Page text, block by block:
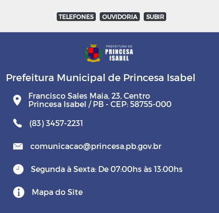
TELEFONES OUVIDORIA SUBIR
Prefeitura Municipal de Princesa Isabel
Francisco Sales Maia, 23, Centro
Princesa Isabel / PB - CEP: 58755-000
(83) 3457-2231
comunicacao@princesa.pb.gov.br
Segunda à Sexta: De 07:00hs às 13:00hs
Mapa do Site